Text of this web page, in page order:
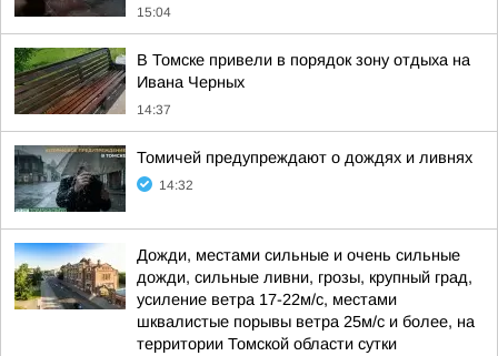
15:04
В Томске привели в порядок зону отдыха на
Ивана Черных
14:37
Томичей предупреждают о дождях и ливнях
14:32
Дожди, местами сильные и очень сильные
дожди, сильные ливни, грозы, крупный град,
усиление ветра 17-22м/с, местами
шквалистые порывы ветра 25м/с и более, на
территории Томской области сутки